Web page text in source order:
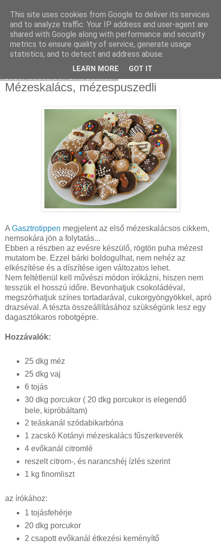
Moha Konyha
Mézeskalács, mézespuszedli
A Gasztrotippen megjelent az első mézeskalácsos cikkem,
nemsokára jön a folytatás...
Ebben a részben az evésre készülő, rögtön puha mézest
mutatom be. Ezzel bárki boldogulhat, nem nehéz az
elkészítése és a díszítése igen változatos lehet.
Nem feltétlenül kell művészi módon írókázni, hiszen nem
tesszük el hosszú időre. Bevonhatjuk csokoládéval,
megszórhatjuk színes tortadarával, cukorgyöngyökkel, apró
drazséval. A tészta összeállításához szükségünk lesz egy
dagasztókaros robotgépre.
Hozzávalók:
25 dkg méz
25 dkg vaj
6 tojás
30 dkg porcukor ( 20 dkg porcukor is elegendő
bele, kipróbáltam)
2 teáskanál szódabikarbóna
1 zacskó Kotányi mézeskalács fűszerkeverék
4 evőkanál citromlé
reszelt citrom-, és narancshéj ízlés szerint
1 kg finomliszt
az írókához:
1 tojásfehérje
20 dkg porcukor
2 csapott evőkanál étkezési keményítő
This site uses cookies from Google to deliver its services
and to analyze traffic. Your IP address and user-agent are
shared with Google along with performance and security
metrics to ensure quality of service, generate usage
statistics, and to detect and address abuse.
LEARN MORE GOT IT